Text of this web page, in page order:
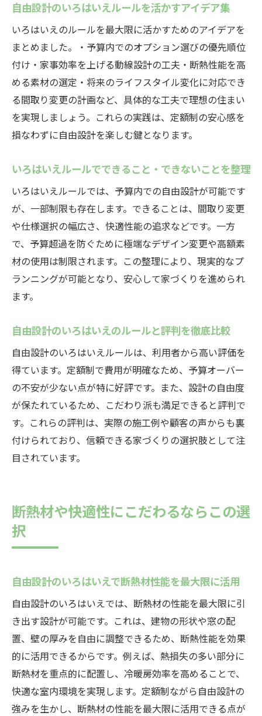
自由設計のいろはいえルールを活かすアイデア集
いろはいえのルールを最大限に活かすためのアイデアを
まとめました。・予算内でのオプション選びの優先順位
付け・家事効率を上げる動線設計の工夫・断熱性能を高
める素材の選定・将来のライフスタイル変化に対応でき
る間取り変更の計画など、具体的な工夫で理想の住まい
を実現しましょう。これらの実践は、定額制の安心感を
損なわずに自由設計を楽しむ鍵となります。
いろはいえルールでできること・できないことを整理
いろはいえルールでは、予算内での自由設計が可能です
が、一部制限も存在します。できることは、間取り変更
や仕様選択の幅広さ、快適性能の追求などです。一方
で、予算超過を防ぐために極端なデザイン変更や高額素
材の使用は制限されます。この整理により、現実的なプ
ランニングが可能となり、安心して家づくりを進められ
ます。
自由設計のいろはいえのルールと評判を徹底比較
自由設計のいろはいえルールは、利用者から高い評価を
得ています。定額制で費用が明確なため、予算オーバー
の不安が少ない点が特に好評です。また、設計の自由度
が保たれているため、こだわり派も満足できると評判で
す。これらの評判は、実際の施工例や顧客の声からも裏
付けられており、信頼できる家づくりの選択肢として注
目されています。
断熱材や快適性にこだわるならこの選
択
自由設計のいろはいえで断熱材性能を最大限に活用
自由設計のいろはいえでは、断熱材の性能を最大限に引
き出す設計が可能です。これは、建物の形状や窓の配
置、壁の厚みを自由に調整できるため、断熱性能を効果
的に活用できるからです。例えば、熱損失の多い部分に
断熱材を重点的に配置し、冷暖房効率を高めることで、
快適な室内環境を実現します。定額制ながら自由設計の
強みを生かし、断熱材の性能を最大限に活用できる点が